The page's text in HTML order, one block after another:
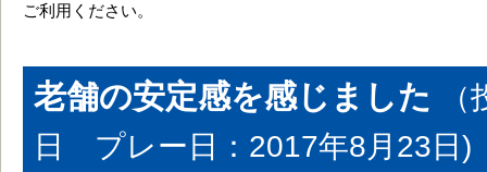
ご利用ください。
老舗の安定感を感じました
日 プレー日：2017年8月23日)